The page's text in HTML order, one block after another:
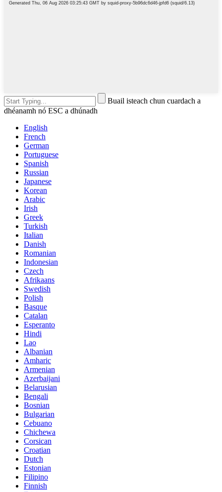
Buail isteach chun cuardach a
dhéanamh nó ESC a dhúnadh
English
French
German
Portuguese
Spanish
Russian
Japanese
Korean
Arabic
Irish
Greek
Turkish
Italian
Danish
Romanian
Indonesian
Czech
Afrikaans
Swedish
Polish
Basque
Catalan
Esperanto
Hindi
Lao
Albanian
Amharic
Armenian
Azerbaijani
Belarusian
Bengali
Bosnian
Bulgarian
Cebuano
Chichewa
Corsican
Croatian
Dutch
Estonian
Filipino
Finnish